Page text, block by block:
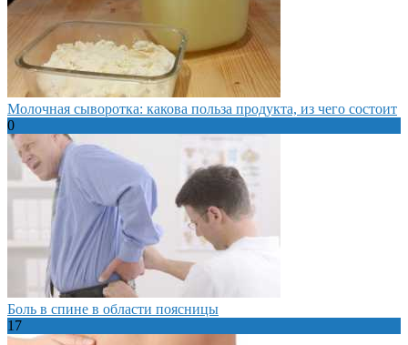
Молочная сыворотка: какова польза продукта, из чего состоит
0
Боль в спине в области поясницы
17